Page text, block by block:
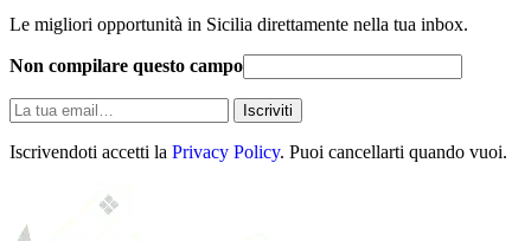
Le migliori opportunità in Sicilia direttamente nella tua inbox.
Non compilare questo campo
La
tua
email
Iscriviti
Iscrivendoti accetti la Privacy Policy. Puoi cancellarti quando vuoi.